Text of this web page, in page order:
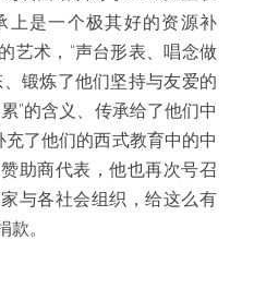
上是一个极其好的资源补
艺术，“声台形表、唱念做
锻炼了他们坚持与友爱的
”的含义、传承给了他们中
充了他们的西式教育中的中
助商代表，他也再次号召
与各社会组织，给这么有
。